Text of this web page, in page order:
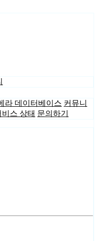
라 데이터베이스 커뮤니
비스 상태 문의하기